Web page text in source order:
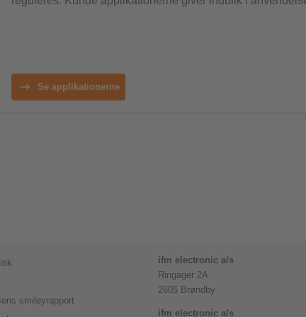
Se applikationerne
smileyrapport
ifm electronic a/s
Ringager 2A
2605 Brøndby
ifm electronic a/s